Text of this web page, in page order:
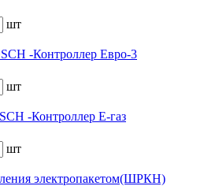
шт
-Контроллер Евро-3
шт
-Контроллер Е-газ
шт
электропакетом(ШРКН)